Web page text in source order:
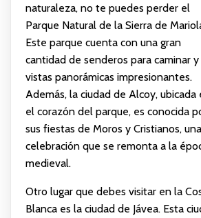
naturaleza, no te puedes perder el
Parque Natural de la Sierra de
Este parque cuenta con una gran
cantidad de senderos para caminar y
vistas panorámicas impresionantes.
Además, la ciudad de Alcoy, ubicada
el corazón del parque, es conocida
sus fiestas de Moros y Cristianos, una
celebración que se remonta a la
medieval.
Otro lugar que debes visitar en la
Blanca es la ciudad de Jávea. Esta